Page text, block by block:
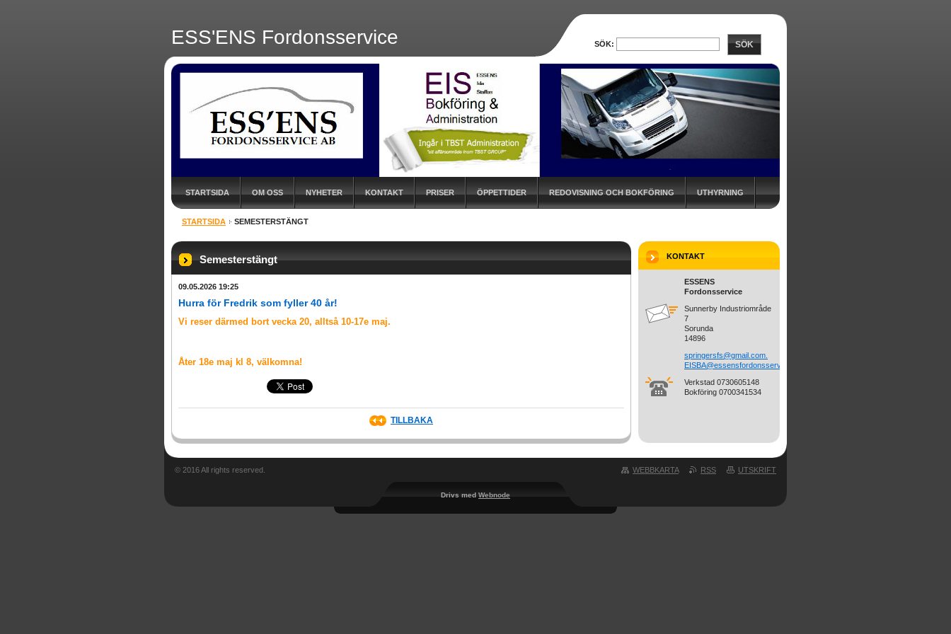
ESS'ENS Fordonsservice
STARTSIDA OM OSS NYHETER KONTAKT PRISER ÖPPETTIDER REDOVISNING OCH BOKFÖRING UTHYRNING
STARTSIDA SEMESTERSTÄNGT
Semesterstängt
09.05.2026 19:25
Hurra för Fredrik som fyller 40 år!
Vi reser därmed bort vecka 20, alltså 10-17e maj.
Åter 18e maj kl 8, välkomna!
TILLBAKA
KONTAKT
ESSENS
Fordonsservice
Sunnerby Industriområde
7
Sorunda
14896
springersfs@gmail.com.
EISBA@essensfordonsservice.se
Verkstad 0730605148
Bokföring 0700341534
SÖK: SÖK
WEBBKARTA RSS UTSKRIFT
© 2016 All rights reserved.
Drivs med Webnode